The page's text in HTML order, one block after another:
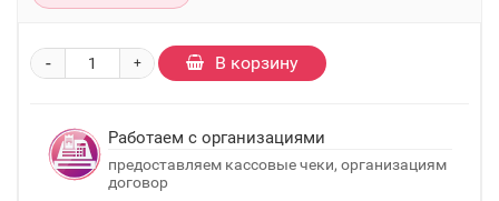
+
- В корзину
Работаем с организациями
предоставляем кассовые чеки, организациям
договор